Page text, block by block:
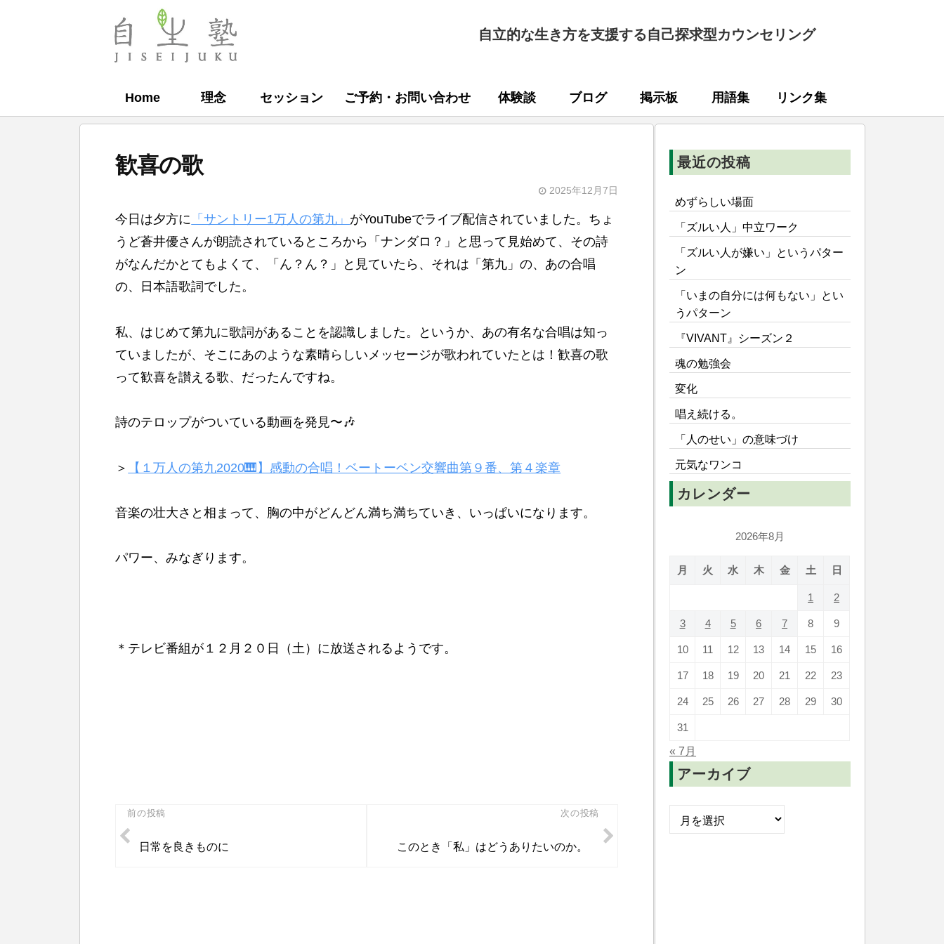
自
自立的な生き方を支援する自己探求型カウンセリング
Home 理念 セッション ご予約・お問い合わせ 体験談 ブログ 掲示板 用語集 リンク集
歓喜の歌
2025年12月7日
自
生
塾
今日は夕方に 「サントリー1万人の第九」 がYouTubeでライブ配信されていました。ちょ
うど蒼井優さんが朗読されているところから「ナンダロ？」と思って見始めて、その詩
がなんだかとてもよくて、「ん？ん？」と見ていたら、それは「第九」の、あの合唱
の、日本語歌詞でした。
私、はじめて第九に歌詞があることを認識しました。というか、あの有名な合唱は知っ
ていましたが、そこにあのような素晴らしいメッセージが歌われていたとは！歓喜の歌
って歓喜を讃える歌、だったんですね。
詩のテロップがついている動画を発見〜🎶
＞ 【１万人の第九2020🎹】感動の合唱！ベートーベン交響曲第９番、第４楽章
音楽の壮大さと相まって、胸の中がどんどん満ち満ちていき、いっぱいになります。
パワー、みなぎります。
＊テレビ番組が１２月２０日（土）に放送されるようです。
投
稿
前の投稿
日常を良きものに
次の投稿
このとき「私」はどうありたいのか。
最近の投稿
めずらしい場面
「ズルい人」中立ワーク
「ズルい人が嫌い」というパター
ン
「いまの自分には何もない」とい
うパターン
『VIVANT』シーズン２
魂の勉強会
変化
唱え続ける。
「人のせい」の意味づけ
元気なワンコ
カレンダー
2026年8月
月 火 水 木 金 土 日
1 2
3 4 5 6 7 8 9
10 11 12 13 14 15 16
17 18 19 20 21 22 23
24 25 26 27 28 29 30
31
« 7月
アーカイブ
ー